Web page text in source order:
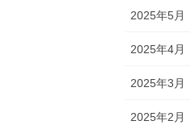
2025年5月
2025年4月
2025年3月
2025年2月